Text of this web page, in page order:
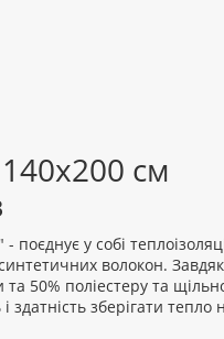
см
у собі
волокон.
50% поліестеру та
здатність зберігати тепло